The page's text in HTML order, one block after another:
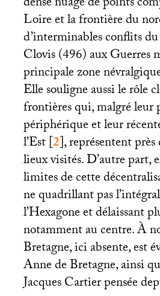
Loire et la frontière du
d’interminables conflits
Clovis (496) aux Guerres
principale zone
Elle souligne aussi le rôle
frontières qui, malgré leur
périphérique et leur
l’Est[2], représentent
lieux visités. D’autre part,
limites de cette
ne quadrillant pas
l’Hexagone et délaissant
notamment au centre. À
Bretagne, ici absente, est
Anne de Bretagne, ainsi
Jacques Cartier pensée